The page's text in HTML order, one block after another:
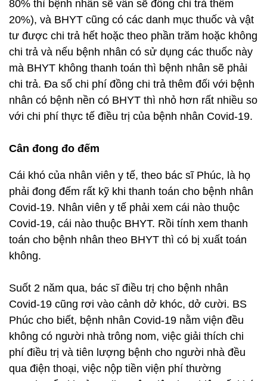
mà BHYT không thanh toán thì bệnh nhân sẽ phải
chi trả. Đa số chi phí đồng chi trả thêm đối với bệnh
nhân có bệnh nền có BHYT thì nhỏ hơn rất nhiều so
với chi phí thực tế điều trị của bệnh nhân Covid-19.
Cân đong đo đếm
Cái khó của nhân viên y tế, theo bác sĩ Phúc, là họ
Covid-19. Nhân viên y tế phải xem cái nào thuộc
toán cho bệnh nhân theo BHYT thì có bị xuất toán
không.
Suốt 2 năm qua, bác sĩ điều trị cho bệnh nhân
Covid-19 cũng rơi vào cảnh dở khóc, dở cười. BS
Phúc cho biết, bệnh nhân Covid-19 nằm viện đều
phí điều trị và tiên lượng bệnh cho người nhà đều
qua điện thoại, việc nộp tiền viện phí thường
qua chuyển khoản online nên việc thực hiện rất khó
khăn. Không ít trường hợp người nhà không đóng
các chi phí điều trị.